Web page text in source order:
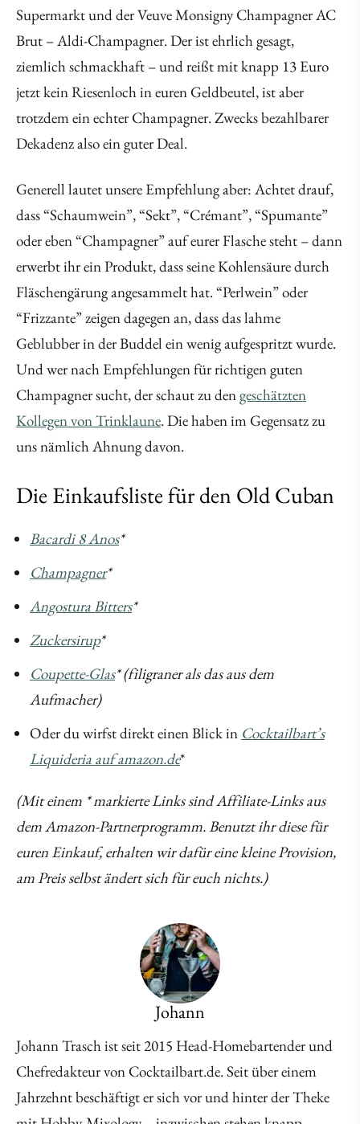
Supermarkt und der Veuve Monsigny Champagner AC
Brut – Aldi-Champagner. Der ist ehrlich gesagt,
ziemlich schmackhaft – und reißt mit knapp 13 Euro
jetzt kein Riesenloch in euren Geldbeutel, ist aber
trotzdem ein echter Champagner. Zwecks bezahlbarer
Dekadenz also ein guter Deal.
Generell lautet unsere Empfehlung aber: Achtet drauf,
dass “Schaumwein”, “Sekt”, “Crémant”, “Spumante”
oder eben “Champagner” auf eurer Flasche steht – dann
erwerbt ihr ein Produkt, dass seine Kohlensäure durch
Fläschengärung angesammelt hat. “Perlwein” oder
“Frizzante” zeigen dagegen an, dass das lahme
Geblubber in der Buddel ein wenig aufgespritzt wurde.
Und wer nach Empfehlungen für richtigen guten
Champagner sucht, der schaut zu dengeschätzten
Kollegen von Trinklaune. Die haben im Gegensatz zu
uns nämlich Ahnung davon.
Die Einkaufsliste für den Old Cuban
Bacardi 8 Anos*
Champagner*
Angostura Bitters*
Zuckersirup*
Coupette-Glas* (filigraner als das aus dem
Aufmacher)
Oder du wirfst direkt einen Blick in Cocktailbart’s
Liquideria auf amazon.de*
(Mit einem * markierte Links sind Affiliate-Links aus
dem Amazon-Partnerprogramm. Benutzt ihr diese für
euren Einkauf, erhalten wir dafür eine kleine Provision,
am Preis selbst ändert sich für euch nichts.)
Johann
Johann Trasch ist seit 2015 Head-Homebartender und
Chefredakteur von Cocktailbart.de. Seit über einem
Jahrzehnt beschäftigt er sich vor und hinter der Theke